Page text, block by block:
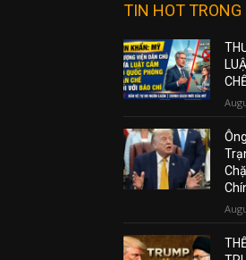
TIN HOT TRONG